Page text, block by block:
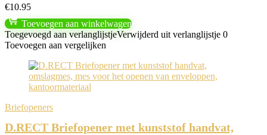
€10.95
Toevoegen aan winkelwagen
Toegevoegd aan verlanglijstjeVerwijderd uit verlanglijstje 0
Toevoegen aan vergelijken
Briefopeners
D.RECT Briefopener met kunststof handvat,